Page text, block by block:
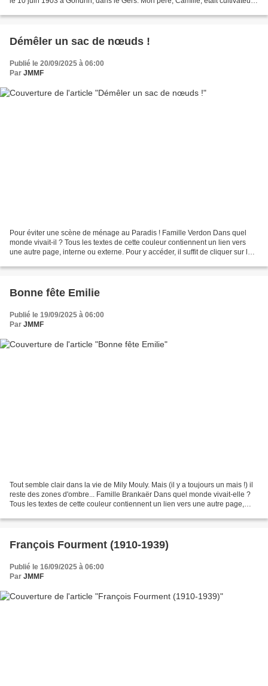
Démêler un sac de nœuds !
Publié le 20/09/2025 à 06:00
Par JMMF
Pour éviter une scène de ménage au Paradis ! Famille Verdon Dans quel
monde vivait-il ? Tous les textes de cette couleur contiennent un lien vers
une autre page, interne ou externe. Pour y accéder, il suffit de cliquer sur le
Bonne fête Emilie
Publié le 19/09/2025 à 06:00
Par JMMF
Tout semble clair dans la vie de Mily Mouly. Mais (il y a toujours un mais !) il
reste des zones d'ombre... Famille Brankaër Dans quel monde vivait-elle ?
Tous les textes de cette couleur contiennent un lien vers une autre page,
François Fourment (1910-1939)
Publié le 16/09/2025 à 06:00
Par JMMF